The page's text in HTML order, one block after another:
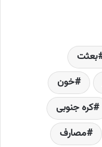
بعثت
خون
کره جنوبی
مصارف